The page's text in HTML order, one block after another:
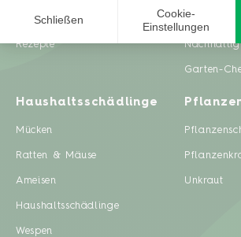
Zero Waste & DIY
Rezepte
Rasenpflege
Garten-
Haushaltsschädlinge
Mücken
Ratten & Mäuse
Ameisen
Haushaltsschädlinge
Wespen
Unkraut